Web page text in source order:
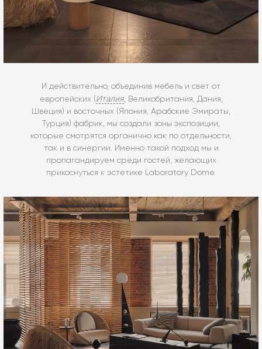
И действительно, объединив мебель и свет от
европейских (Италия, Великобритания, Дания,
Швеция) и восточных (Япония, Арабские Эмираты,
Турция) фабрик, мы создали зоны экспозиции,
которые смотрятся органично как по отдельности,
так и в синергии. Именно такой подход мы и
пропагандируем среди гостей, желающих
прикоснуться к эстетике Laboratory Dome.